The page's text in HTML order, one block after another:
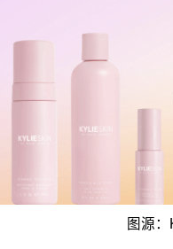
图源